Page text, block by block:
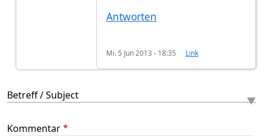
Antworten
Mi. 5 Jun 2013 - 18:35 Link
Betreff / Subject
Kommentar